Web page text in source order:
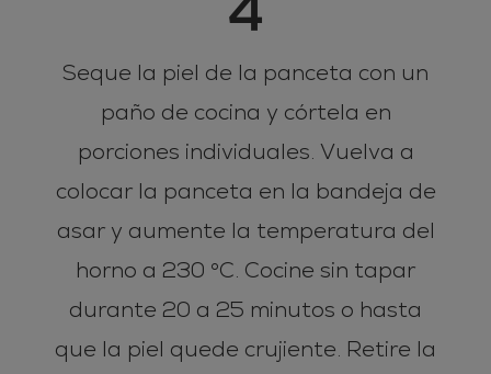
Seque la piel de la panceta con un
paño de cocina y córtela en
porciones individuales. Vuelva a
colocar la panceta en la bandeja de
asar y aumente la temperatura del
horno a 230 °C. Cocine sin tapar
durante 20 a 25 minutos o hasta
que la piel quede crujiente. Retire la